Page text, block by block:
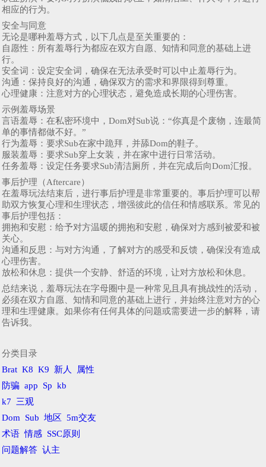
相应的行为。
安全与同意
无论是哪种羞辱方式，以下几点是至关重要的：
自愿性：所有羞辱行为都应在双方自愿、知情和同意的基础上进
行。
安全词：设定安全词，确保在无法承受时可以中止羞辱行为。
沟通：保持良好的沟通，确保双方的需求和界限得到尊重。
心理健康：注意对方的心理状态，避免造成长期的心理伤害。
示例羞辱场景
言语羞辱：在私密环境中，Dom对Sub说：“你真是个废物，连最简
单的事情都做不好。”
行为羞辱：要求Sub在家中跪拜，并舔Dom的鞋子。
服装羞辱：要求Sub穿上女装，并在家中进行日常活动。
任务羞辱：设定任务要求Sub清洁厕所，并在完成后向Dom汇报。
事后护理（Aftercare）
在羞辱玩法结束后，进行事后护理是非常重要的。事后护理可以帮
助双方恢复心理和生理状态，增强彼此的信任和情感联系。常见的
事后护理包括：
拥抱和安慰：给予对方温暖的拥抱和安慰，确保对方感到被爱和被
关心。
沟通和反思：与对方沟通，了解对方的感受和反馈，确保没有造成
心理伤害。
放松和休息：提供一个安静、舒适的环境，让对方放松和休息。
总结来说，羞辱玩法在字母圈中是一种常见且具有挑战性的活动，
必须在双方自愿、知情和同意的基础上进行，并始终注意对方的心
理和生理健康。如果你有任何具体的问题或需要进一步的解释，请
告诉我。
分类目录
Brat K8 K9 新人
属性
防骗 app Sp kb
k7
三观
Dom
Sub 地区 5m交友
术语 情感 SSC原则
问题解答 认主